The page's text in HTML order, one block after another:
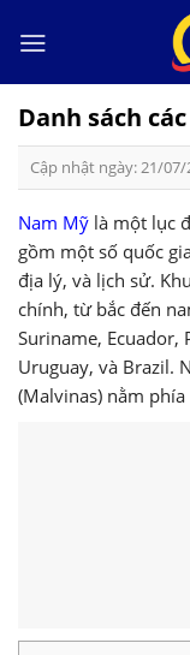
Danh sách
Cập nhật ngày: 21/07/
Nam Mỹ là một lục
gồm một số quốc
địa lý, và lịch sử.
chính, từ bắc đến
Suriname, Ecuador,
Uruguay, và Brazil.
(Malvinas) nằm